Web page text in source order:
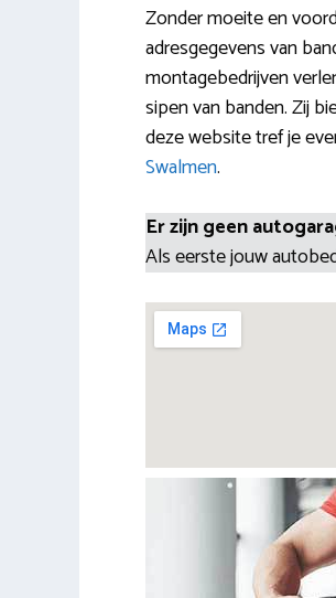
Zonder moeite en
adresgegevens van
montagebedrijven
sipen van banden. Zij
deze website tref je
Swalmen.
Er zijn geen
Als eerste jouw